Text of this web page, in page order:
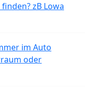
zB Lowa
im Auto
oder